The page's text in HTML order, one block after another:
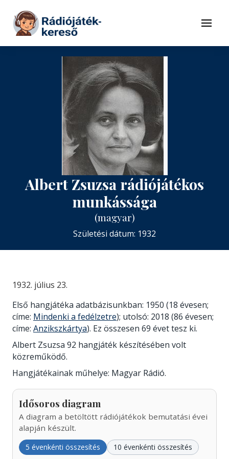
Tovább a tartalomhoz
Menü
Albert Zsuzsa rádiójátékos
munkássága
(magyar)
Születési dátum: 1932
1932. július 23.
Első hangjátéka adatbázisunkban: 1950 (18 évesen;
címe: Mindenki a fedélzetre); utolsó: 2018 (86 évesen;
címe: Anzikszkártya). Ez összesen 69 évet tesz ki.
Albert Zsuzsa 92 hangjáték készítésében volt
közreműködő.
Hangjátékainak műhelye: Magyar Rádió.
Idősoros diagram
A diagram a betöltött rádiójátékok bemutatási évei
alapján készült.
5 évenkénti összesítés 10 évenkénti összesítés